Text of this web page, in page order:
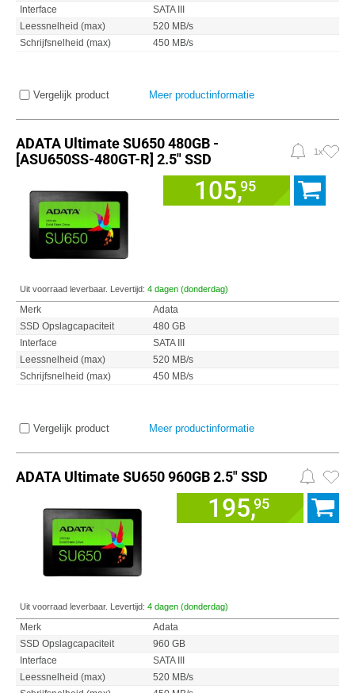
Interface
SATA III
Leessnelheid (max)
520 MB/s
Schrijfsnelheid (max)
450 MB/s
Vergelijk product Meer productinformatie
ADATA Ultimate SU650 480GB -
[ASU650SS-480GT-R] 2.5" SSD
1x
105,95
Uit voorraad leverbaar. Levertijd: 4 dagen (donderdag)
Merk
Adata
SSD Opslagcapaciteit
480 GB
Interface
SATA III
Leessnelheid (max)
520 MB/s
Schrijfsnelheid (max)
450 MB/s
Vergelijk product Meer productinformatie
ADATA Ultimate SU650 960GB 2.5" SSD
195,95
Uit voorraad leverbaar. Levertijd: 4 dagen (donderdag)
Merk
Adata
SSD Opslagcapaciteit
960 GB
Interface
SATA III
Leessnelheid (max)
520 MB/s